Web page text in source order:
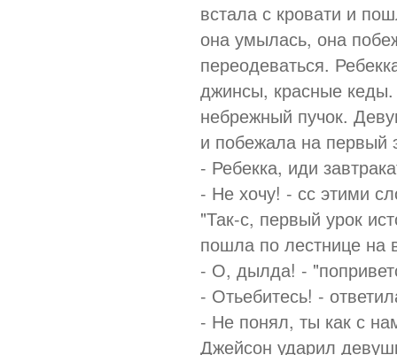
встала с кровати и
она умылась, она
переодеваться.
джинсы, красные
небрежный пучок.
и побежала на первый
- Ребекка, иди
- Не хочу! - сс этими
"Так-с, первый урок
пошла по лестнице на
- О, дылда! -
- Отьебитесь! -
- Не понял, ты как с
Джейсон ударил